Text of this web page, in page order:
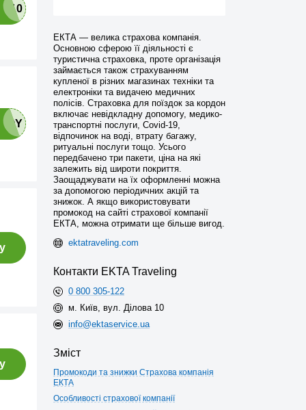
ЕКТА — велика страхова компанія.
Основною сферою її діяльності є
туристична страховка, проте організація
займається також страхуванням
купленої в різних магазинах техніки та
електроніки та видачею медичних
полісів. Страховка для поїздок за кордон
включає невідкладну допомогу, медико-
транспортні послуги, Covid-19,
відпочинок на воді, втрату багажу,
ритуальні послуги тощо. Усього
передбачено три пакети, ціна на які
залежить від широти покриття.
Заощаджувати на їх оформленні можна
за допомогою періодичних акцій та
знижок. А якщо використовувати
промокод на сайті страхової компанії
ЕКТА, можна отримати ще більше вигод.
ektatraveling.com
Контакти EKTA Traveling
0 800 305-122
м. Київ, вул. Ділова 10
info@ektaservice.ua
Зміст
Промокоди та знижки Страхова компанія
ЕКТА
Особливості страхової компанії